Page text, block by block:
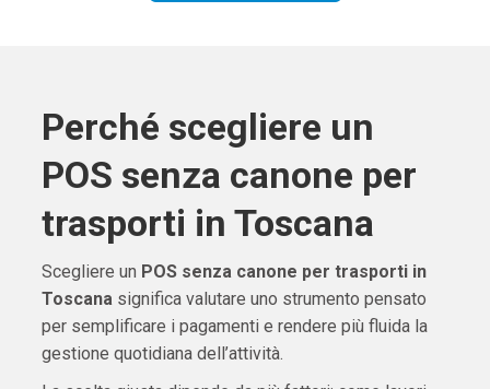
Perché scegliere un
POS senza canone per
trasporti in Toscana
Scegliere un POS senza canone per trasporti in
Toscanasignifica valutare uno strumento pensato
per semplificare i pagamenti e rendere più fluida la
gestione quotidiana dell’attività.